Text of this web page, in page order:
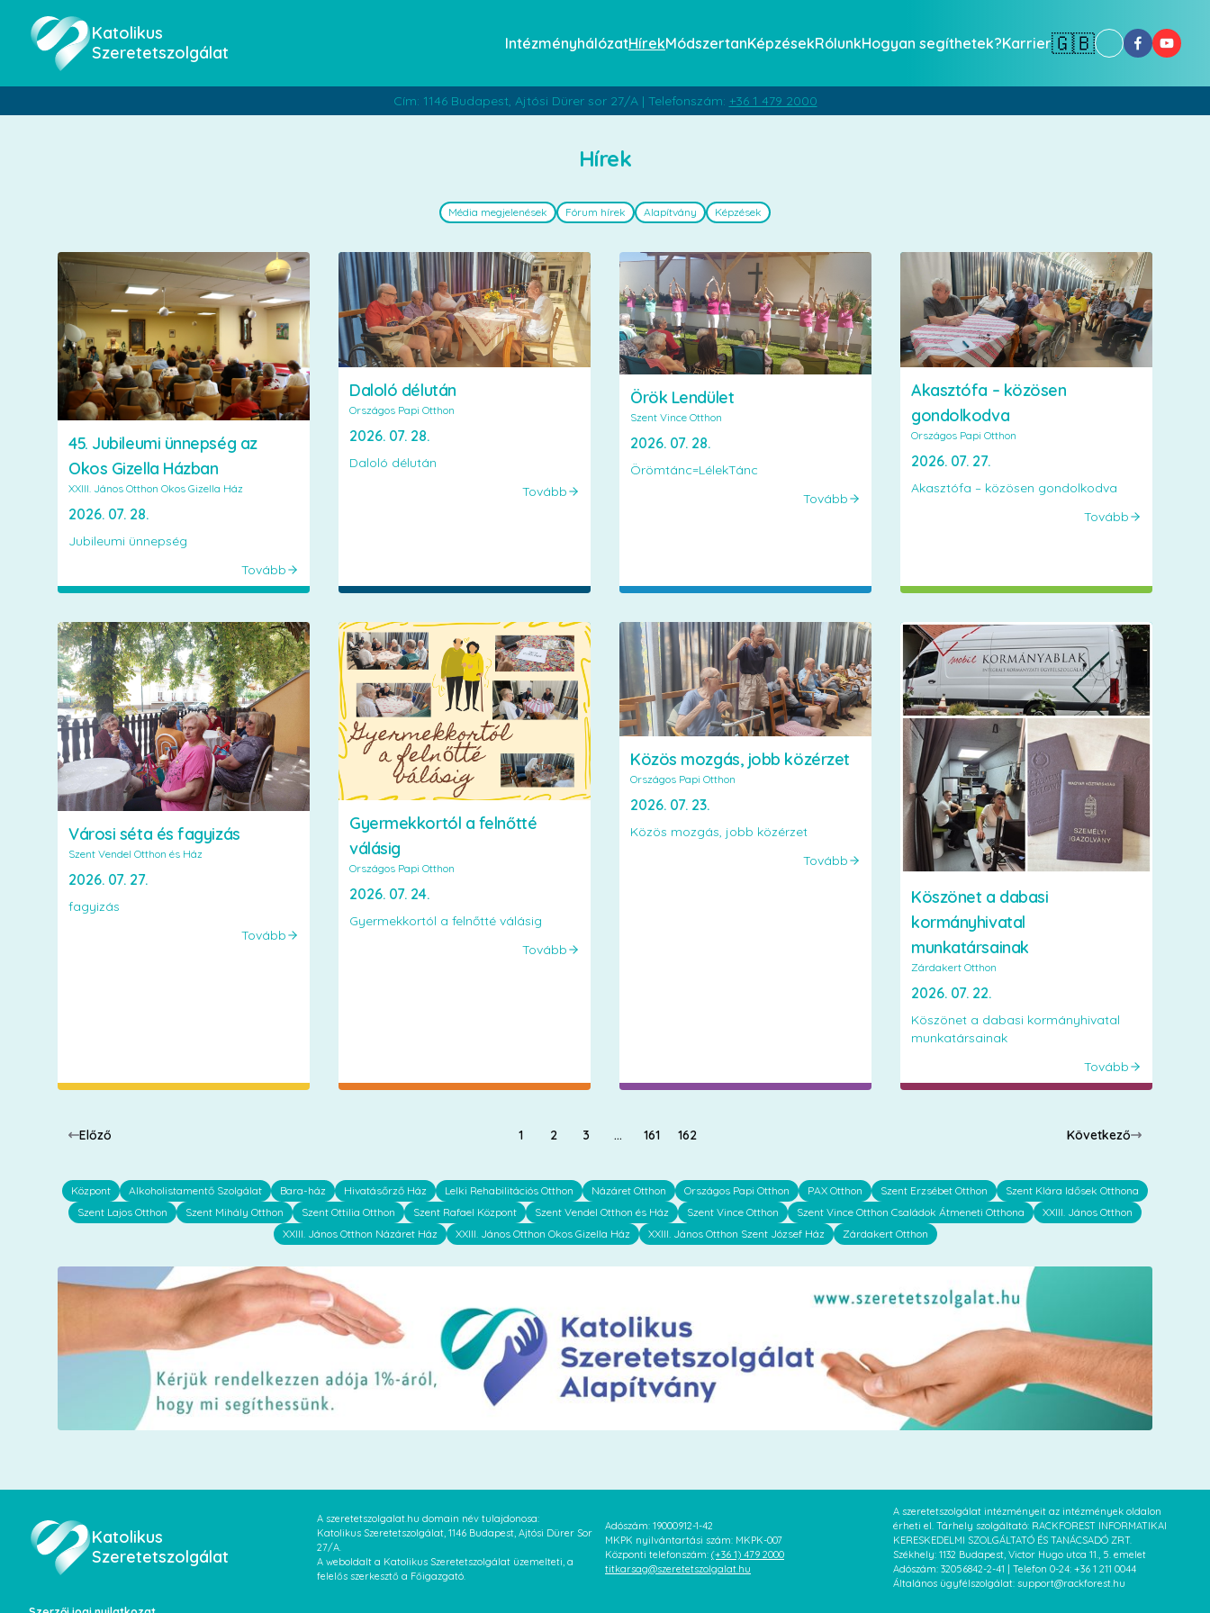
Katolikus
Szeretetszolgálat
IntézményhálózatHírekMódszertanKépzésekRólunkHogyan segíthetek?Karrier🇬🇧
Cím: 1146 Budapest, Ajtósi Dürer sor 27/A | Telefonszám: +36 1 479 2000
Hírek
Média megjelenések Fórum hírek Alapítvány Képzések
45. Jubileumi ünnepség az
Okos Gizella Házban
XXIII. János Otthon Okos Gizella Ház
2026. 07. 28.
Jubileumi ünnepség
Tovább
Daloló délután
Országos Papi Otthon
2026. 07. 28.
Daloló délután
Tovább
Örök Lendület
Szent Vince Otthon
2026. 07. 28.
Örömtánc=LélekTánc
Tovább
Akasztófa – közösen
gondolkodva
Országos Papi Otthon
2026. 07. 27.
Akasztófa – közösen gondolkodva
Tovább
Városi séta és fagyizás
Szent Vendel Otthon és Ház
2026. 07. 27.
fagyizás
Tovább
Gyermekkortól a felnőtté
válásig
Országos Papi Otthon
2026. 07. 24.
Gyermekkortól a felnőtté válásig
Tovább
Közös mozgás, jobb közérzet
Országos Papi Otthon
2026. 07. 23.
Közös mozgás, jobb közérzet
Tovább
Köszönet a dabasi
kormányhivatal
munkatársainak
Zárdakert Otthon
2026. 07. 22.
Köszönet a dabasi kormányhivatal
munkatársainak
Tovább
Előző 1 2 3 … 161 162 Következő
Központ Alkoholistamentő Szolgálat Bara-ház Hivatásőrző Ház Lelki Rehabilitációs Otthon Názáret Otthon Országos Papi Otthon PAX Otthon Szent Erzsébet Otthon
Szent Klára Idősek Otthona
Szent Lajos Otthon
Szent Mihály Otthon Szent Ottilia Otthon Szent Rafael Központ Szent Vendel Otthon és Ház Szent Vince Otthon Szent Vince Otthon Családok Átmeneti Otthona
XXIII. János Otthon
XXIII. János Otthon Názáret Ház
XXIII. János Otthon Okos Gizella Ház XXIII. János Otthon Szent József Ház Zárdakert Otthon
Katolikus
Szeretetszolgálat
A szeretetszolgalat.hu domain név tulajdonosa:
Katolikus Szeretetszolgálat, 1146 Budapest, Ajtósi Dürer Sor
27/A.
A weboldalt a Katolikus Szeretetszolgálat üzemelteti, a
felelős szerkesztő a Főigazgató.
Adószám: 19000912-1-42
MKPK nyilvántartási szám: MKPK-007
Központi telefonszám: (+36 1) 479 2000
titkarsag@szeretetszolgalat.hu
A szeretetszolgálat intézményeit az intézmények oldalon
érheti el. Tárhely szolgáltató: RACKFOREST INFORMATIKAI
KERESKEDELMI SZOLGÁLTATÓ ÉS TANÁCSADÓ ZRT.
Székhely: 1132 Budapest, Victor Hugo utca 11., 5. emelet
Adószám: 32056842-2-41 | Telefon 0-24: +36 1 211 0044
Általános ügyfélszolgálat: support@rackforest.hu